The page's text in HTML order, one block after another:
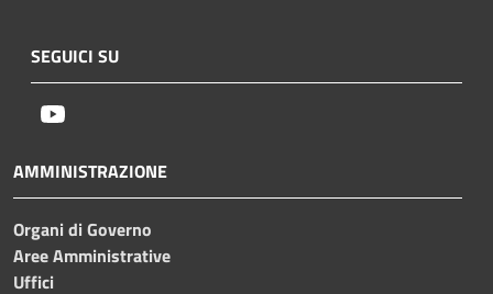
SEGUICI SU
AMMINISTRAZIONE
Organi di Governo
Aree Amministrative
Uffici